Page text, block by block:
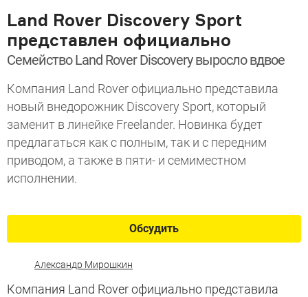
Land Rover Discovery Sport
представлен официально
Семейство Land Rover Discovery выросло вдвое
Компания Land Rover официально представила
новый внедорожник Discovery Sport, который
заменит в линейке Freelander. Новинка будет
предлагаться как с полным, так и с передним
приводом, а также в пяти- и семиместном
исполнении.
Обсудить
Александр Мирошкин
Компания Land Rover официально представила